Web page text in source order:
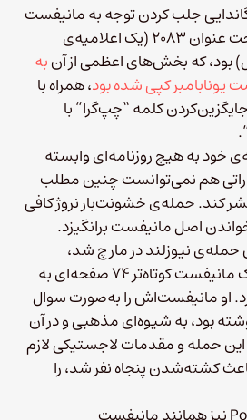
جلب کردن توجه به مانیفست
۱۵۰۰ کلمه‌ای مهاجم تحت عنوان ۲۰۸۳ (یک اعلامیه‌ی
بود، که بخش‌های اعظمی از آنبه
یونابامبر کپی شده بود، همراه با
کلمه‌ “چپ‌گرا” با
خود به هیچ روزنامه‌ای وابسته
هم نمی‌توانست چنین مطلب
کند. حمله‌ی خشونت‌بار نروژ کافی
اصل مانیفست برانگیزد.
نیوزلند در مارچ شد،
مهاجم این حمله نیز یک مانیفست کوتاه‌تر ۷۴ صفحه‌ای به
او مانیفست‌اش را به‌صورت سوال
بود، به شیوه‌ای مذهبی و در آن
حمله و مقدمات لاجستیکی لازم
کشته‌شدن پنجاه نفر شد، را